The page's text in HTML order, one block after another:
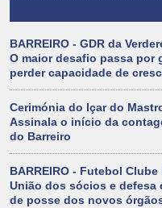
BARREIRO - GDR da
O maior desafio passa por
perder capacidade de
Cerimónia do Içar do
Assinala o início da
do Barreiro
BARREIRO - Futebol
União dos sócios e defesa
de posse dos novos